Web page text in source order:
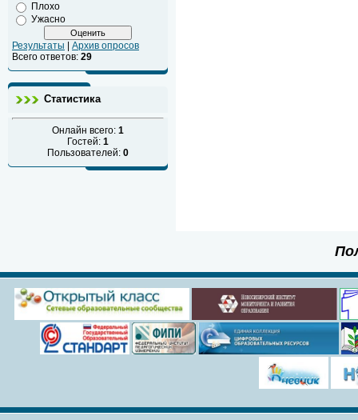
Плохо
Ужасно
Результаты
Архив опросов
Всего ответов: 29
Статистика
Онлайн всего: 1
Гостей: 1
Пользователей: 0